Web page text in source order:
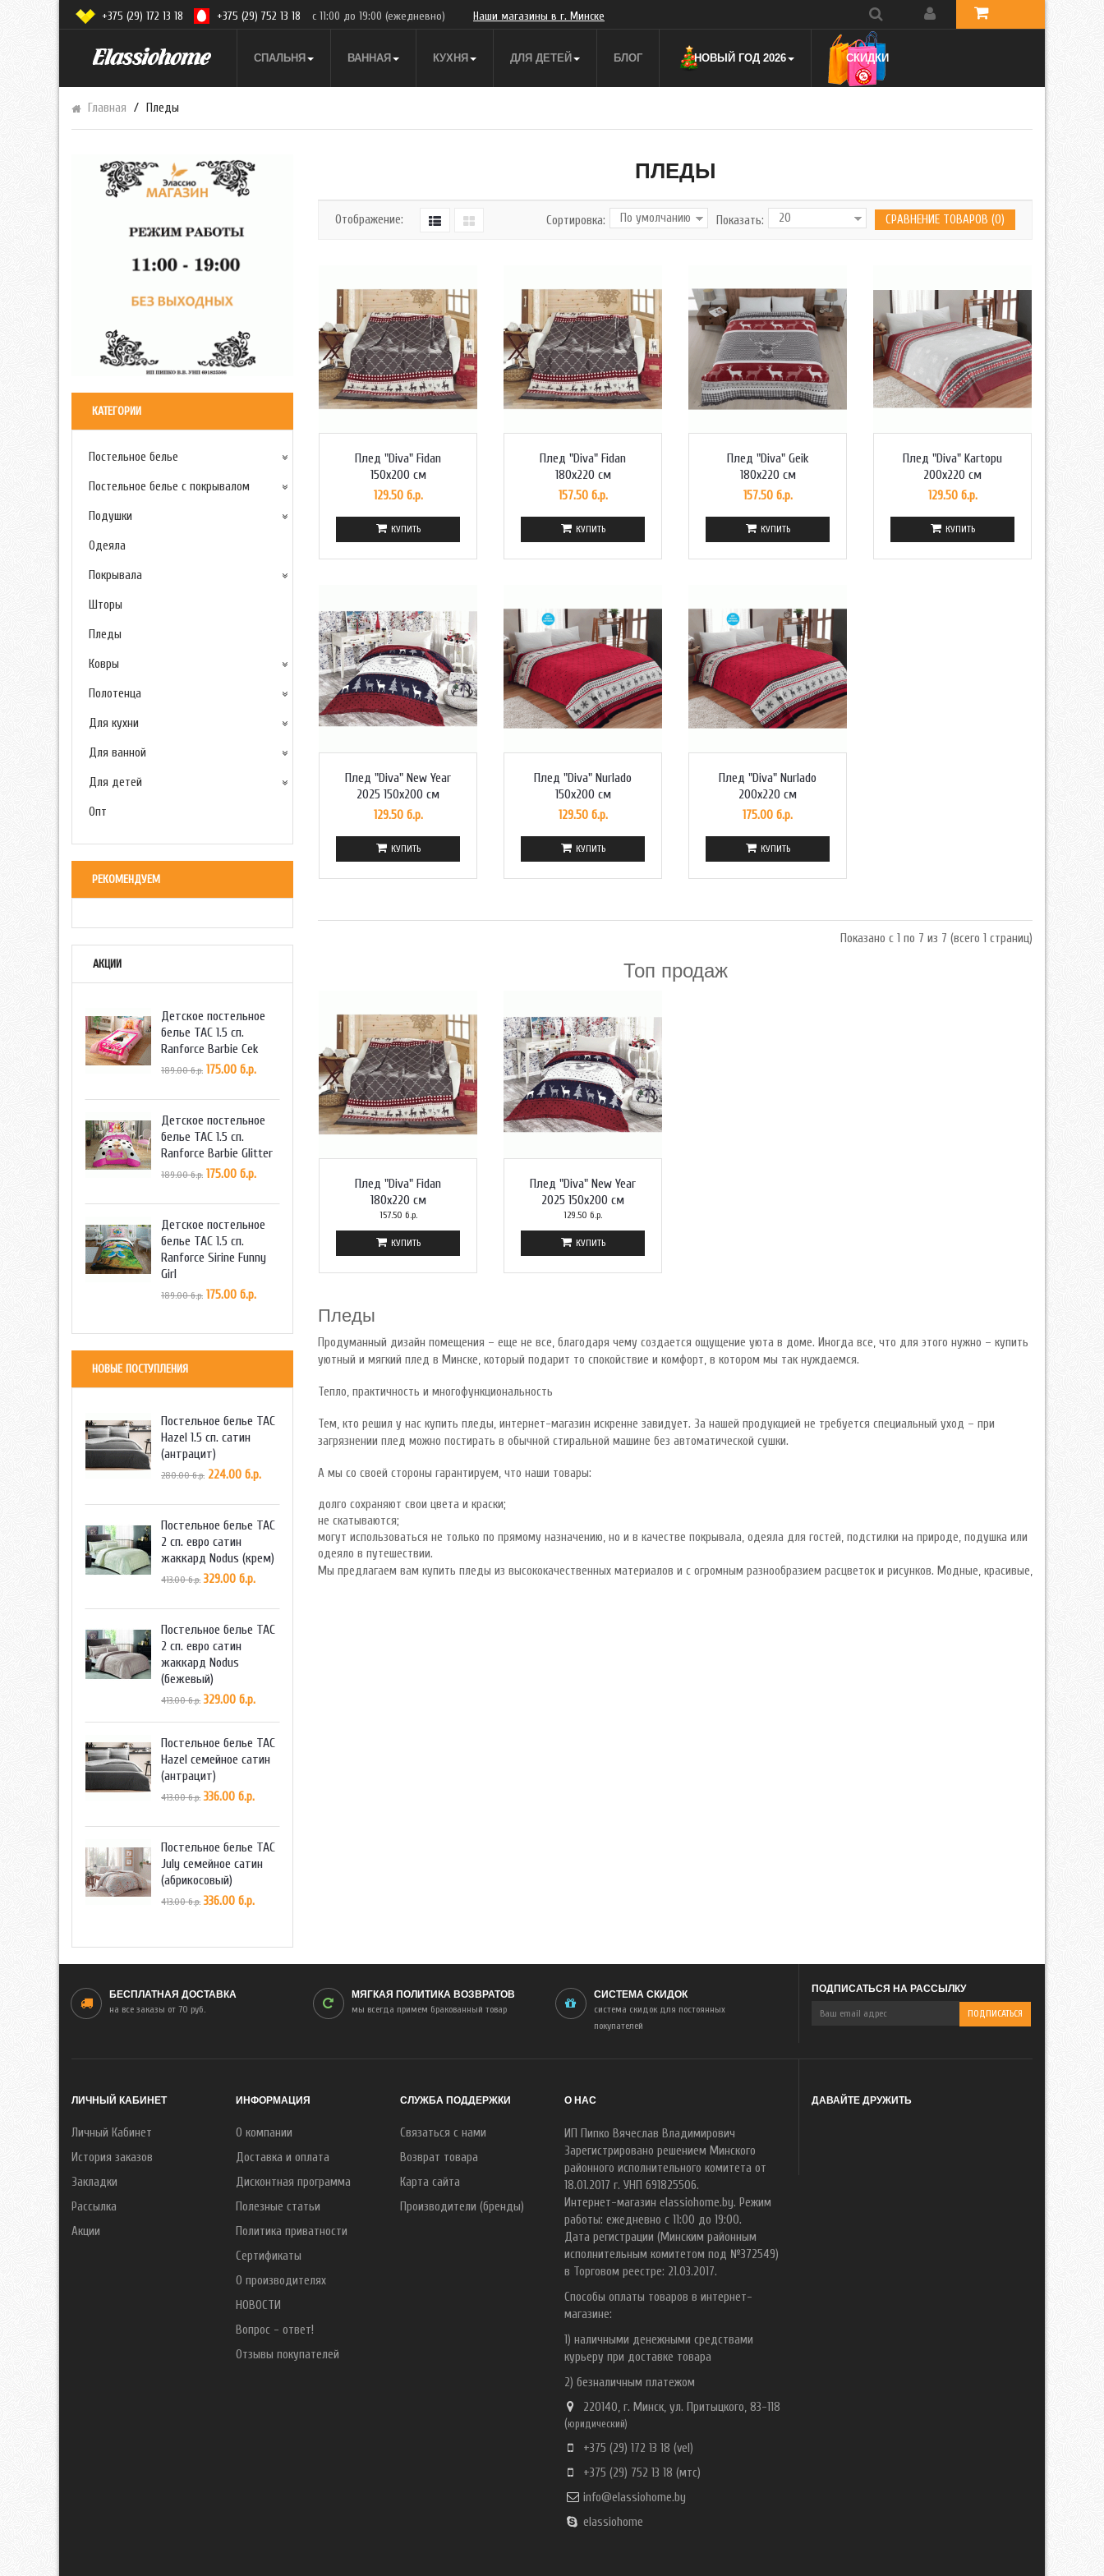
СПАЛЬНЯ ВАННАЯ КУХНЯ ДЛЯ ДЕТЕЙ БЛОГ НОВЫЙ ГОД 2026 СКИДКИ
+375 (29) 172 13 18 +375 (29) 752 13 18 с 11:00 до 19:00 (ежедневно) Наши магазины в г. Минске
Главная Пледы
КАТЕГОРИИ
Постельное белье
Постельное белье с покрывалом
Подушки
Одеяла
Покрывала
Шторы
Пледы
Ковры
Полотенца
Для кухни
Для ванной
Для детей
Опт
РЕКОМЕНДУЕМ
АКЦИИ
Детское постельное
белье TAC 1.5 сп.
Ranforce Barbie Cek
189.00 б.р. 175.00 б.р.
Детское постельное
белье TAC 1.5 сп.
Ranforce Barbie Glitter
189.00 б.р. 175.00 б.р.
Детское постельное
белье TAC 1.5 сп.
Ranforce Sirine Funny
Girl
189.00 б.р. 175.00 б.р.
НОВЫЕ ПОСТУПЛЕНИЯ
Постельное белье TAC
Hazel 1.5 сп. сатин
(антрацит)
280.00 б.р. 224.00 б.р.
Постельное белье TAC
2 сп. евро сатин
жаккард Nodus (крем)
413.00 б.р. 329.00 б.р.
Постельное белье TAC
2 сп. евро сатин
жаккард Nodus
(бежевый)
413.00 б.р. 329.00 б.р.
Постельное белье TAC
Hazel семейное сатин
(антрацит)
413.00 б.р. 336.00 б.р.
Постельное белье TAC
July семейное сатин
(абрикосовый)
413.00 б.р. 336.00 б.р.
ПЛЕДЫ
Отображение: Сортировка: Показать: СРАВНЕНИЕ ТОВАРОВ (0)
Плед "Diva" Fidan
150x200 см
129.50 б.р.
КУПИТЬ
Плед "Diva" Fidan
180x220 см
157.50 б.р.
КУПИТЬ
Плед "Diva" Geik
180x220 см
157.50 б.р.
КУПИТЬ
Плед "Diva" Kartopu
200x220 см
129.50 б.р.
КУПИТЬ
Плед "Diva" New Year
2025 150x200 см
129.50 б.р.
КУПИТЬ
Плед "Diva" Nurlado
150x200 см
129.50 б.р.
КУПИТЬ
Плед "Diva" Nurlado
200x220 см
175.00 б.р.
КУПИТЬ
Показано с 1 по 7 из 7 (всего 1 страниц)
Топ продаж
Плед "Diva" Fidan
180x220 см
157.50 б.р.
КУПИТЬ
Плед "Diva" New Year
2025 150x200 см
129.50 б.р.
КУПИТЬ
Пледы
Продуманный дизайн помещения – еще не все, благодаря чему создается ощущение уюта в доме. Иногда все, что для этого нужно – купить
уютный и мягкий плед в Минске, который подарит то спокойствие и комфорт, в котором мы так нуждаемся.
Тепло, практичность и многофункциональность
Тем, кто решил у нас купить пледы, интернет-магазин искренне завидует. За нашей продукцией не требуется специальный уход – при
загрязнении плед можно постирать в обычной стиральной машине без автоматической сушки.
А мы со своей стороны гарантируем, что наши товары:
долго сохраняют свои цвета и краски;
не скатываются;
могут использоваться не только по прямому назначению, но и в качестве покрывала, одеяла для гостей, подстилки на природе, подушка или
одеяло в путешествии.
Мы предлагаем вам купить пледы из высококачественных материалов и с огромным разнообразием расцветок и рисунков. Модные, красивые,
БЕСПЛАТНАЯ ДОСТАВКА
на все заказы от 70 руб.
МЯГКАЯ ПОЛИТИКА ВОЗВРАТОВ
мы всегда примем бракованный товар
СИСТЕМА СКИДОК
система скидок для постоянных
покупателей
ПОДПИСАТЬСЯ НА РАССЫЛКУ
ЛИЧНЫЙ КАБИНЕТ
Личный Кабинет
История заказов
Закладки
Рассылка
Акции
ИНФОРМАЦИЯ
О компании
Доставка и оплата
Дисконтная программа
Полезные статьи
Политика приватности
Сертификаты
О производителях
НОВОСТИ
Вопрос - ответ!
Отзывы покупателей
СЛУЖБА ПОДДЕРЖКИ
Связаться с нами
Возврат товара
Карта сайта
Производители (бренды)
О НАС
ИП Пипко Вячеслав Владимирович
Зарегистрировано решением Минского
районного исполнительного комитета от
18.01.2017 г. УНП 691825506.
Интернет-магазин elassiohome.by. Режим
работы: ежедневно с 11:00 до 19:00.
Дата регистрации (Минским районным
исполнительным комитетом под №372549)
в Торговом реестре: 21.03.2017.
Способы оплаты товаров в интернет-
магазине:
1) наличными денежными средствами
курьеру при доставке товара
2) безналичным платежом
220140, г. Минск, ул. Притыцкого, 83-118
(юридический)
+375 (29) 172 13 18 (vel)
+375 (29) 752 13 18 (мтс)
info@elassiohome.by
elassiohome
ДАВАЙТЕ ДРУЖИТЬ